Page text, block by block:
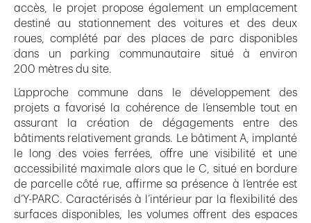
accès, le projet propose également un emplacement
destiné au stationnement des voitures et des deux
roues, complété par des places de parc disponibles
dans un parking communautaire situé à environ
200 mètres du site.
L’approche commune dans le développement des
projets a favorisé la cohérence de l’ensemble tout en
assurant la création de dégagements entre des
bâtiments relativement grands. Le bâtiment A, implanté
le long des voies ferrées, offre une visibilité et une
accessibilité maximale alors que le C, situé en bordure
de parcelle côté rue, affirme sa présence à l’entrée est
d’Y-PARC. Caractérisés à l’intérieur par la flexibilité des
surfaces disponibles, les volumes offrent des espaces